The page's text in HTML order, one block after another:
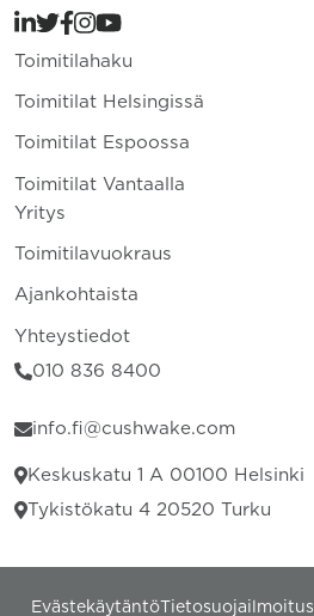
Toimitilahaku
Toimitilat Helsingissä
Toimitilat Espoossa
Toimitilat Vantaalla
Yritys
Toimitilavuokraus
Ajankohtaista
Yhteystiedot
010 836 8400
info.fi@cushwake.com
Keskuskatu 1 A 00100 Helsinki
Tykistökatu 4 20520 Turku
EvästekäytäntöTietosuojailmoitus